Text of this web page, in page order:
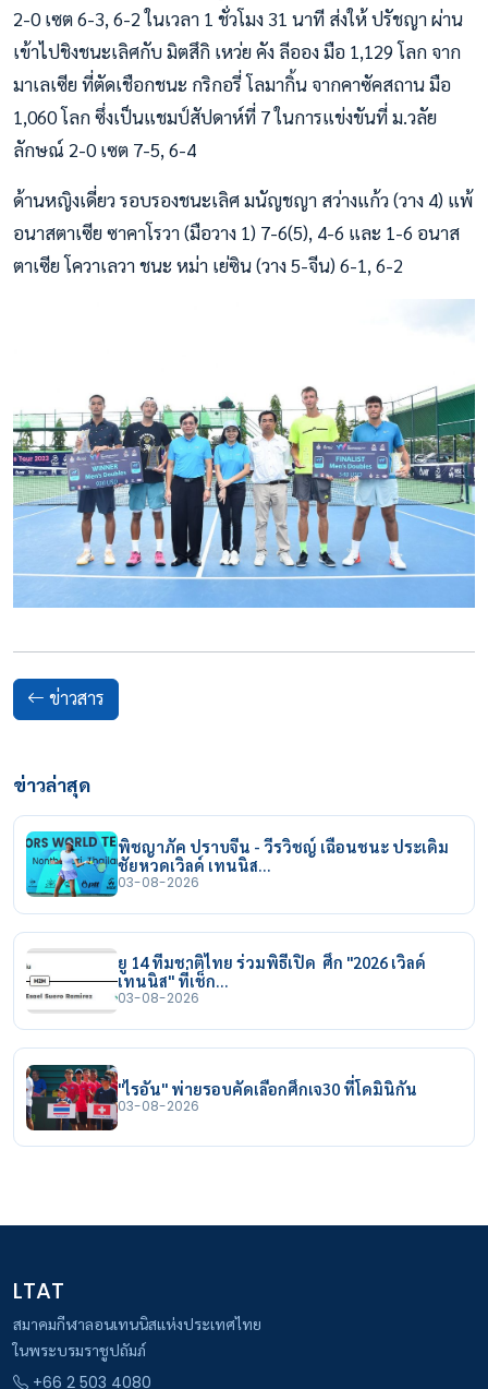
2-0 เซต 6-3, 6-2 ในเวลา 1 ชั่วโมง 31 นาที ส่งให้ ปรัชญา ผ่าน
เข้าไปชิงชนะเลิศกับ มิตสึกิ เหว่ย คัง ลีออง มือ 1,129 โลก จาก
มาเลเซีย ที่ตัดเชือกชนะ กริกอรี่ โลมากิ้น จากคาซัคสถาน มือ
1,060 โลก ซึ่งเป็นแชมป์สัปดาห์ที่ 7 ในการแข่งขันที่ ม.วลัย
ลักษณ์ 2-0 เซต 7-5, 6-4
ด้านหญิงเดี่ยว รอบรองชนะเลิศ มนัญชญา สว่างแก้ว (วาง 4) แพ้
อนาสตาเซีย ซาคาโรวา (มือวาง 1) 7-6(5), 4-6 และ 1-6 อนาส
ตาเซีย โควาเลวา ชนะ หม่า เย่ซิน (วาง 5-จีน) 6-1, 6-2
ข่าวสาร
ข่าวล่าสุด
พิชญาภัค ปราบจีน - วีรวิชญ์ เฉือนชนะ ประเดิม
ชัยหวดเวิลด์ เทนนิส…
03-08-2026
ยู 14 ทีมชาติไทย ร่วมพิธีเปิด ศึก "2026 เวิลด์
เทนนิส" ที่เช็ก…
03-08-2026
"ไรอัน" พ่ายรอบคัดเลือกศึกเจ30 ที่โดมินิกัน
03-08-2026
LTAT
สมาคมกีฬาลอนเทนนิสแห่งประเทศไทย
ในพระบรมราชูปถัมภ์
+66 2 503 4080